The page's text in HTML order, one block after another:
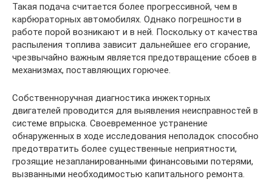
Такая подача считается более прогрессивной, чем в
карбюраторных автомобилях. Однако погрешности в
работе порой возникают и в ней. Поскольку от качества
распыления топлива зависит дальнейшее его сгорание,
чрезвычайно важным является предотвращение сбоев в
механизмах, поставляющих горючее.
Собственноручная диагностика инжекторных
двигателей проводится для выявления неисправностей в
системе впрыска. Своевременное устранение
обнаруженных в ходе исследования неполадок способно
предотвратить более существенные неприятности,
грозящие незапланированными финансовыми потерями,
вызванными необходимостью капитального ремонта.